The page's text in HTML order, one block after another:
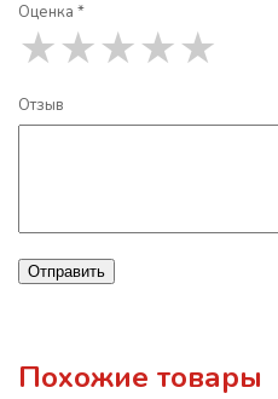
Оценка *
★
★
★
★
★
Отзыв
Отправить
Похожие товары